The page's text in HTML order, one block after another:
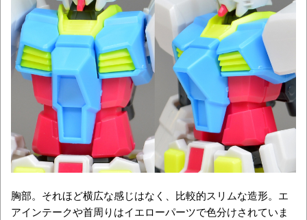
胸部。それほど横広な感じはなく、比較的スリムな造形。エ
アインテークや首周りはイエローパーツで色分けされていま